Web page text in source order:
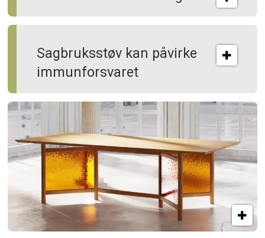
Sagbruksstøv kan på­virke
immun­forsvaret